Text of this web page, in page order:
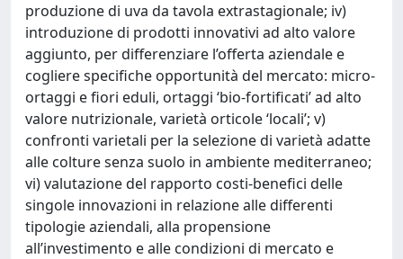
produzione di uva da tavola extrastagionale; iv)
introduzione di prodotti innovativi ad alto valore
aggiunto, per differenziare l’offerta aziendale e
cogliere specifiche opportunità del mercato: micro-
ortaggi e fiori eduli, ortaggi ‘bio-fortificati’ ad alto
valore nutrizionale, varietà orticole ‘locali’; v)
confronti varietali per la selezione di varietà adatte
alle colture senza suolo in ambiente mediterraneo;
vi) valutazione del rapporto costi-benefici delle
singole innovazioni in relazione alle differenti
tipologie aziendali, alla propensione
all’investimento e alle condizioni di mercato e